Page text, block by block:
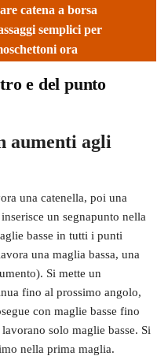
catena a borsa
semplici per
ora
e del punto
aumenti agli
una catenella, poi una
un segnapunto nella
basse in tutti i punti
una maglia bassa, una
Si mette un
fino al prossimo angolo,
con maglie basse fino
solo maglie basse. Si
nella prima maglia.